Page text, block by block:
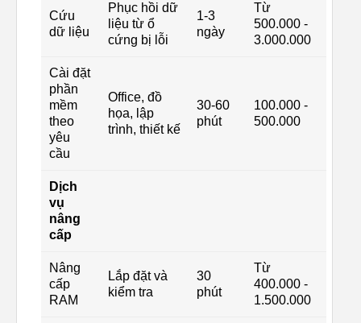
Cứu
dữ liệu
Phục hồi dữ
liệu từ ổ
cứng bị lỗi
1-3
ngày
Từ
500.000 -
3.000.000
Cài đặt
phần
mềm
theo
yêu
cầu
Office, đồ
họa, lập
trình, thiết kế
30-60
phút
100.000 -
500.000
Dịch
vụ
nâng
cấp
Nâng
cấp
RAM
Lắp đặt và
kiểm tra
30
phút
Từ
400.000 -
1.500.000